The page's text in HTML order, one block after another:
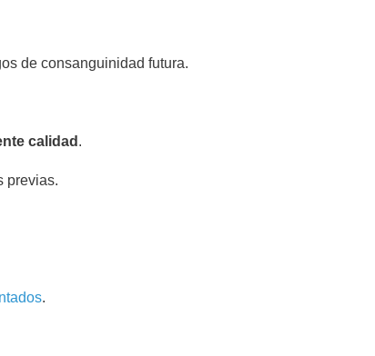
de consanguinidad futura.
calidad .
previas.
.